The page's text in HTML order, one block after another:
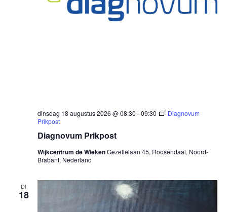
Diagnovum Prikpost
dinsdag 18 augustus 2026 @ 08:30 -09:30
Diagnovum
Prikpost
Wijkcentrum de WiekenGezellelaan 45, Roosendaal, Noord-
Brabant, Nederland
DI
18